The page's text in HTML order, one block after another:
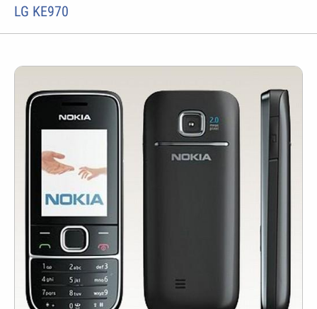
LG KE970